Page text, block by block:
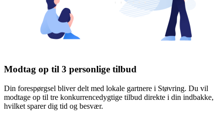
Modtag op til 3 personlige tilbud
Din forespørgsel bliver delt med lokale gartnere i Støvring. Du vil
modtage op til tre konkurrencedygtige tilbud direkte i din indbakke,
hvilket sparer dig tid og besvær.